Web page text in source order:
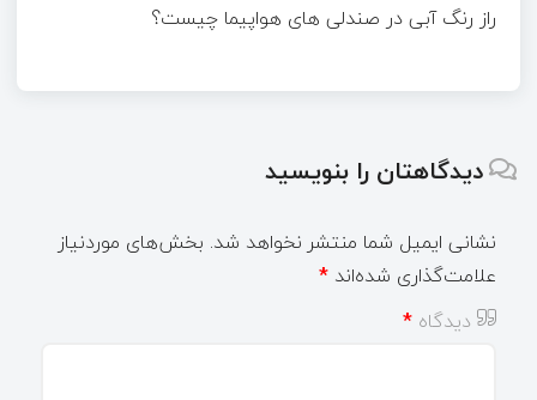
راز رنگ آبی در صندلی های هواپیما چیست؟
دیدگاهتان را بنویسید
نشانی ایمیل شما منتشر نخواهد شد. بخش‌های موردنیاز
علامت‌گذاری شده‌اند *
دیدگاه *